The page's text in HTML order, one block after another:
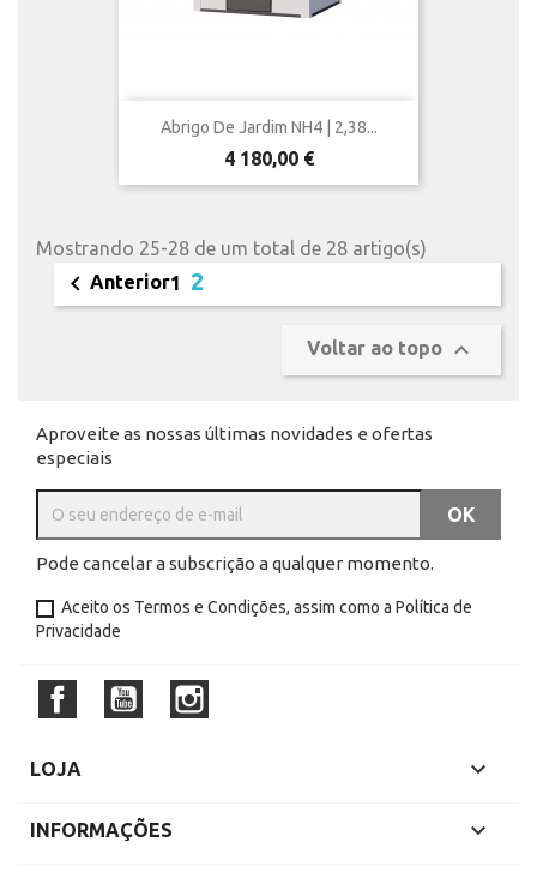
Abrigo De Jardim NH4 | 2,38...
Preço
4 180,00 €
Mostrando 25-28 de um total de 28 artigo(s)
 Anterior1 2
Voltar ao topo 
Aproveite as nossas últimas novidades e ofertas
especiais
Pode cancelar a subscrição a qualquer momento.
Aceito os Termos e Condições, assim como a Política de
Privacidade
Facebook YouTube
LOJA 
INFORMAÇÕES 